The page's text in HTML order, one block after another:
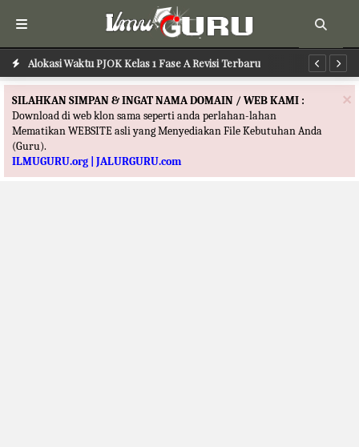
Alokasi Waktu PJOK Kelas 1 Fase A Revisi Terbaru
×
SILAHKAN SIMPAN & INGAT NAMA DOMAIN / WEB KAMI :
Download di web klon sama seperti anda perlahan-lahan
Mematikan WEBSITE asli yang Menyediakan File Kebutuhan Anda
(Guru).
ILMUGURU.org | JALURGURU.com